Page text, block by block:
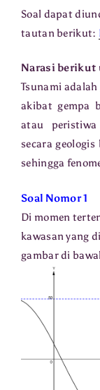
Soal dapat
tautan berikut:
Narasi berikut
Tsunami
akibat gempa
atau
secara
sehingga
Soal Nomor 1
Di momen
kawasan yang
gambar di